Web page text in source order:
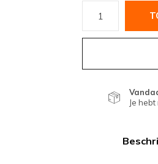
Je hebt